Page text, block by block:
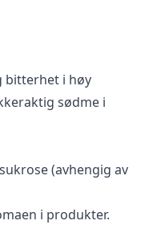
bitterhet i høy
sødme i
(avhengig av
i produkter.